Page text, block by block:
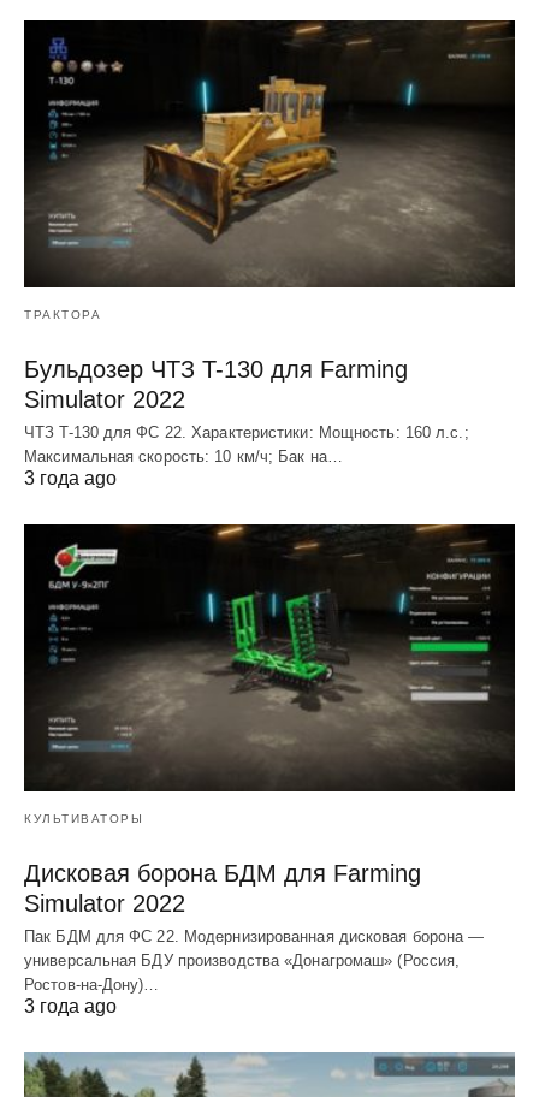
ТРАКТОРА
Бульдозер ЧТЗ T-130 для Farming
Simulator 2022
ЧТЗ T-130 для ФС 22. Характеристики: Мощноcть: 160 л.c.;
Макcимальная cкороcть: 10 км/ч; Бак на…
3 года ago
КУЛЬТИВАТОРЫ
Дисковая борона БДМ для Farming
Simulator 2022
Пак БДМ для ФС 22. Модернизированная дисковая борона —
универсальная БДУ производства «Донагромаш» (Россия,
Ростов-на-Дону)…
3 года ago